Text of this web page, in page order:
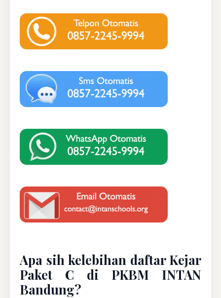
Apa sih kelebihan daftar Kejar
Paket C di PKBM INTAN
Bandung?